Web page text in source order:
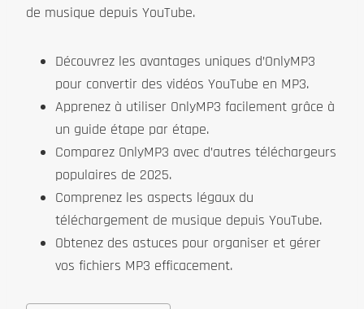
de musique depuis YouTube.
Découvrez les avantages uniques d’OnlyMP3
pour convertir des vidéos YouTube en MP3.
Apprenez à utiliser OnlyMP3 facilement grâce à
un guide étape par étape.
Comparez OnlyMP3 avec d’autres téléchargeurs
populaires de 2025.
Comprenez les aspects légaux du
téléchargement de musique depuis YouTube.
Obtenez des astuces pour organiser et gérer
vos fichiers MP3 efficacement.